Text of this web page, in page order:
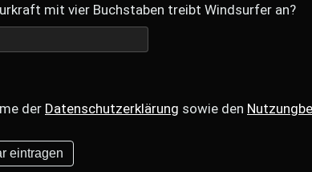
mit vier Buchstaben treibt Windsurfer an?
der Datenschutzerklärung sowie den